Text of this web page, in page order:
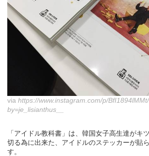
via https://www.instagram.com/p/
by=je_lisianthus__
「アイドル教科書」は、韓国女子高生達がキ
切る為に出来た、アイドルのステッカーが貼
す。